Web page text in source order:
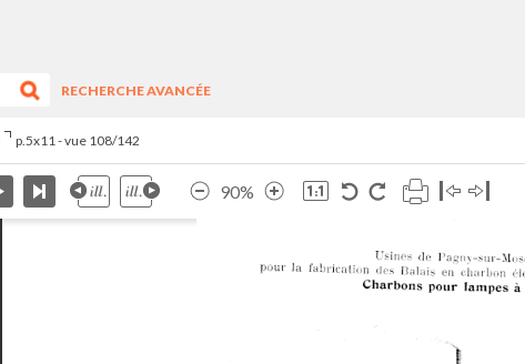
RECHERCHE AVANCÉE
p.5x11 - vue 108/142
90%